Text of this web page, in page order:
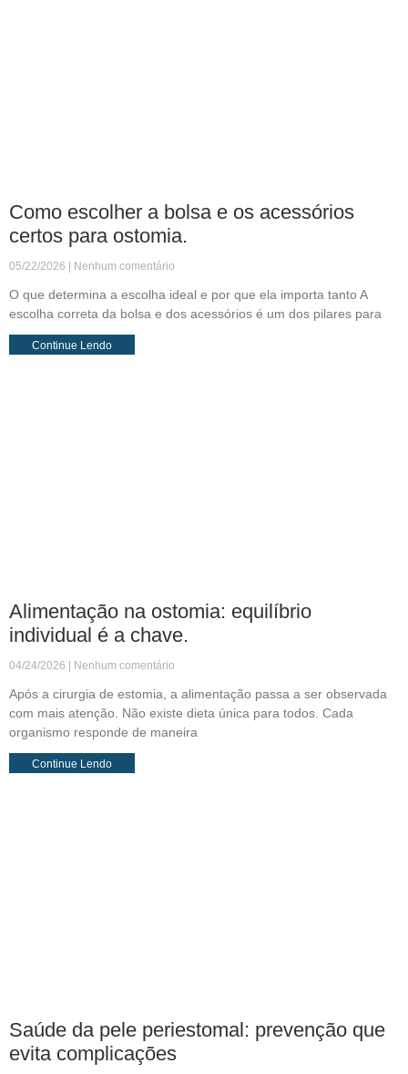
Como escolher a bolsa e os acessórios
certos para ostomia.
05/22/2026 Nenhum comentário
O que determina a escolha ideal e por que ela importa tanto A
escolha correta da bolsa e dos acessórios é um dos pilares para
Continue Lendo
Alimentação na ostomia: equilíbrio
individual é a chave.
04/24/2026 Nenhum comentário
Após a cirurgia de estomia, a alimentação passa a ser observada
com mais atenção. Não existe dieta única para todos. Cada
organismo responde de maneira
Continue Lendo
Saúde da pele periestomal: prevenção que
evita complicações